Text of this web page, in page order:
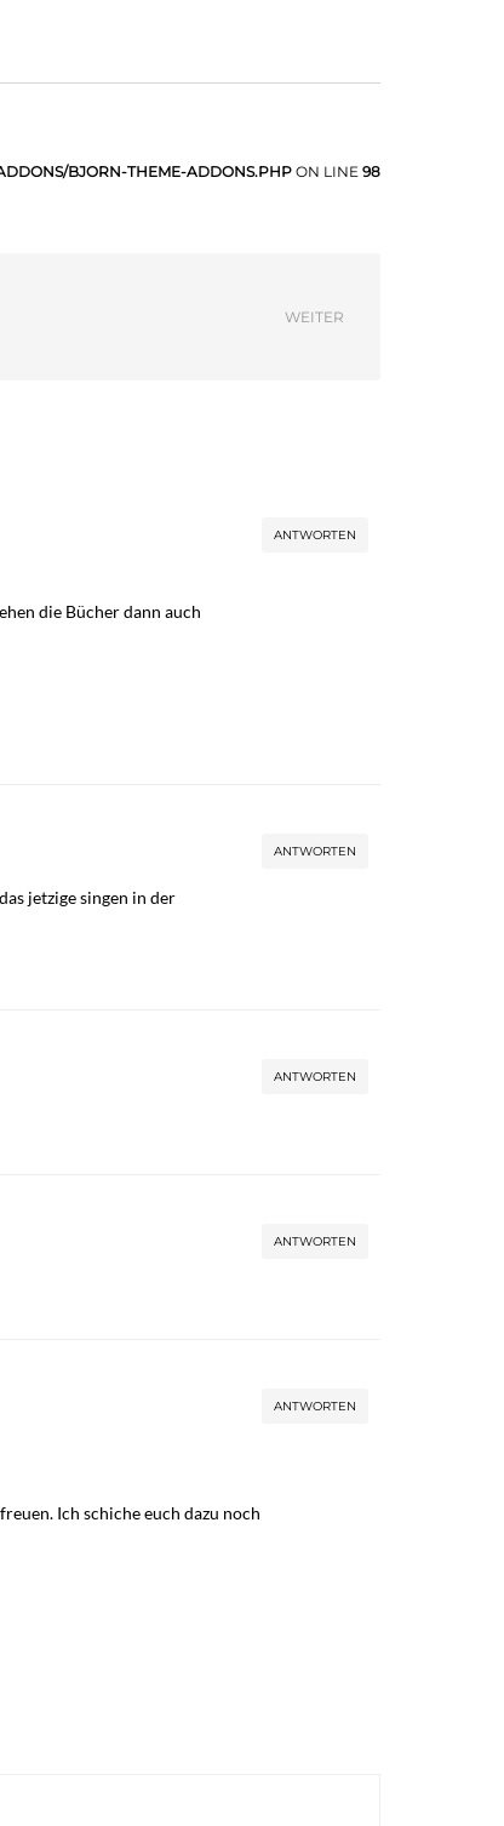
BJORN-THEME-ADDONS.PHP ON LINE 98
WEITER
ANTWORTEN
die Bücher dann auch
ANTWORTEN
jetzige singen in der
ANTWORTEN
ANTWORTEN
ANTWORTEN
Ich schiche euch dazu noch